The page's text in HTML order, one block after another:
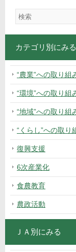
カテゴリ別にみる
“農業”への取り組
“環境”への取り組
“地域”への取り組
“くらし”への取り
復興支援
6次産業化
食農教育
農政活動
ＪＡ別にみる